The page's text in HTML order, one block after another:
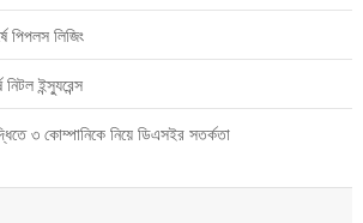
পিপলস লিজিং
ইন্স্যুরেন্স
৩ কোম্পানিকে নিয়ে ডিএসইর সতর্কতা